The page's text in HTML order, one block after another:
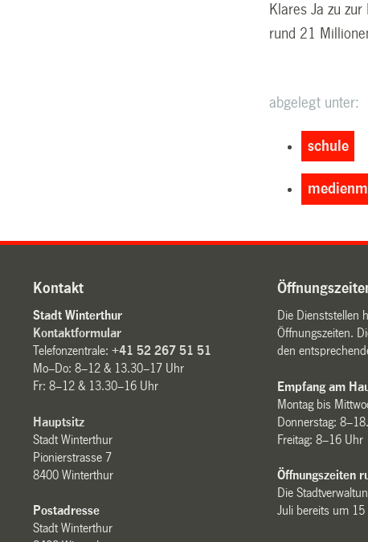
Klares Ja zu
rund 21
abgelegt unter:
schule
Kontakt
Stadt Winterthur
Kontaktformular
Telefonzentrale:+41 52 267 51 51
Mo–Do: 8–12 & 13.30–17 Uhr
Fr: 8–12 & 13.30–16 Uhr
Hauptsitz
Stadt Winterthur
Pionierstrasse 7
8400 Winterthur
Postadresse
Stadt Winterthur
Die Dienststellen
Öffnungszeiten.
den
Empfang am
Montag bis
Donnerstag:
Freitag: 8–16 Uhr
Öffnungszeiten
Die
Juli bereits um 15